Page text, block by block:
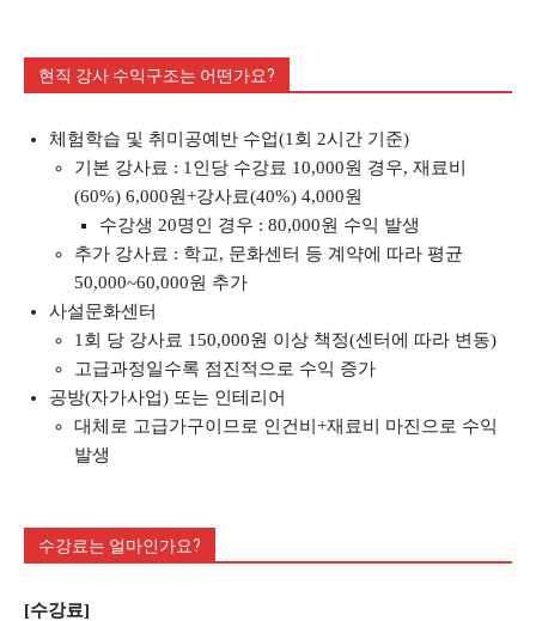
현직 강사 수익구조는 어떤가요?
체험학습 및 취미공예반 수업(1회 2시간 기준)
기본 강사료 : 1인당 수강료 10,000원 경우, 재료비
(60%) 6,000원+강사료(40%) 4,000원
수강생 20명인 경우 : 80,000원 수익 발생
추가 강사료 : 학교, 문화센터 등 계약에 따라 평균
50,000~60,000원 추가
사설문화센터
1회 당 강사료 150,000원 이상 책정(센터에 따라 변동)
고급과정일수록 점진적으로 수익 증가
공방(자가사업) 또는 인테리어
대체로 고급가구이므로 인건비+재료비 마진으로 수익
발생
수강료는 얼마인가요?
[수강료]